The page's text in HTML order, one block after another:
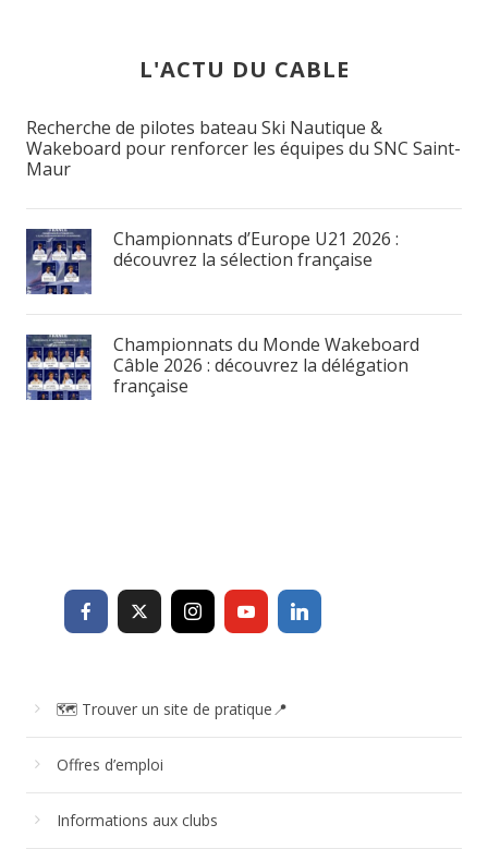
L'ACTU DU CABLE
Recherche de pilotes bateau Ski Nautique &
Wakeboard pour renforcer les équipes du SNC Saint-
Maur
Championnats d’Europe U21 2026 :
découvrez la sélection française
Championnats du Monde Wakeboard
Câble 2026 : découvrez la délégation
française
🗺 Trouver un site de pratique📍
Offres d’emploi
Informations aux clubs